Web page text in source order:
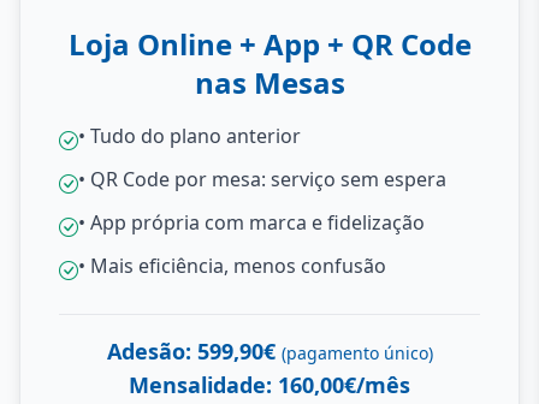
Loja Online + App + QR Code
nas Mesas
• Tudo do plano anterior
• QR Code por mesa: serviço sem espera
• App própria com marca e fidelização
• Mais eficiência, menos confusão
Adesão: 599,90€ (pagamento único)
Mensalidade: 160,00€/mês